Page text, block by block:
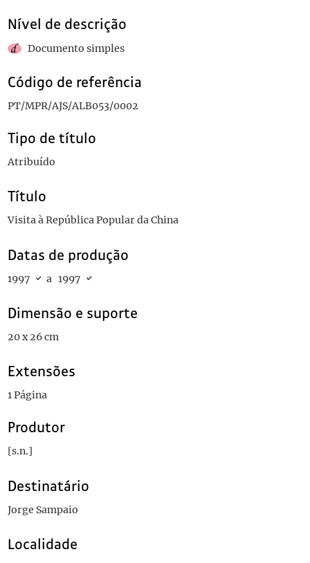
Nível de descrição
Documento simples
Código de referência
PT/MPR/AJS/ALB053/0002
Tipo de título
Atribuído
Título
Visita à República Popular da China
Datas de produção
1997 a 1997
Dimensão e suporte
20 x 26 cm
Extensões
1 Página
Produtor
[s.n.]
Destinatário
Jorge Sampaio
Localidade